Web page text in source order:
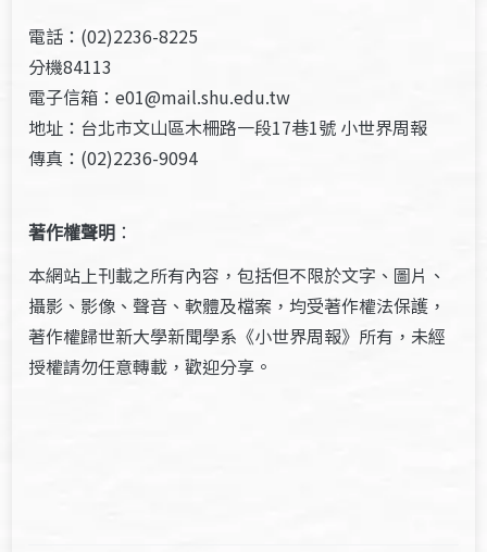
電話：(02)2236-8225
分機84113
電子信箱：e01@mail.shu.edu.tw
地址：台北市文山區木柵路一段17巷1號 小世界周報
傳真：(02)2236-9094
著作權聲明 ：
本網站上刊載之所有內容，包括但不限於文字、圖片、
攝影、影像、聲音、軟體及檔案，均受著作權法保護，
著作權歸世新大學新聞學系《小世界周報》所有，未經
授權請勿任意轉載，歡迎分享。